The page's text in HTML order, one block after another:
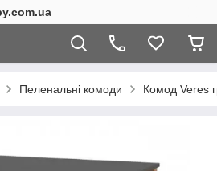
Пеленальні комоди Комод Veres